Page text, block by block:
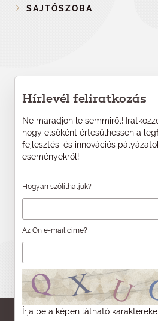
SAJTÓSZOBA
Hírlevél feliratkozás
Ne maradjon le semmiről!
hogy elsőként értesülhessen a
fejlesztési és innovációs
eseményekről!
Hogyan szólíthatjuk?
Az Ön e-mail címe?
Írja be a képen látható